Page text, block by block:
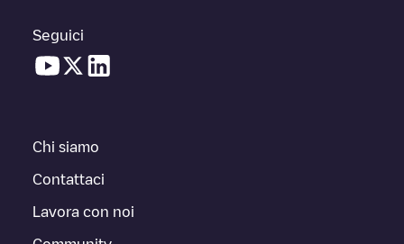
Seguici
Chi siamo
Contattaci
Lavora con noi